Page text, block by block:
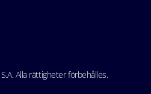
Alla rättigheter förbehålles.